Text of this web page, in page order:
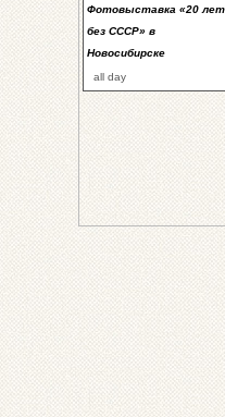
Фотовыставка «20 лет
без СССР» в
Новосибирске
all day